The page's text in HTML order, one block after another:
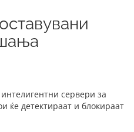
сервери за
ќе детектираат и блокираат